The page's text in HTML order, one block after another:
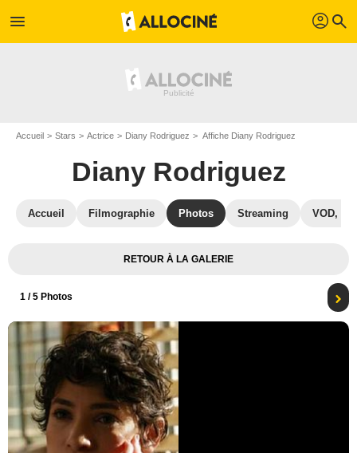
menu profil search
Accueil Stars Actrice Diany Rodriguez Affiche Diany Rodriguez
Diany Rodriguez
Accueil Filmographie Photos Streaming VOD,
RETOUR À LA GALERIE
1 / 5 Photos